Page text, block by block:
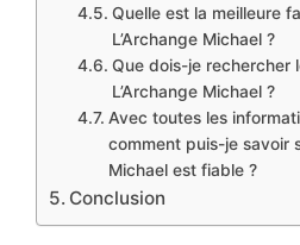
Quelle est la meilleure
L’Archange Michael ?
Que dois-je rechercher
L’Archange Michael ?
Avec toutes les
comment puis-je savoir
Michael est fiable ?
Conclusion